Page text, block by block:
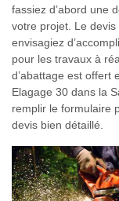
fassiez d’abord une
votre projet. Le
envisagiez
pour les travaux à
d’abattage est offert
Elagage 30 dans la
remplir le formulaire
devis bien détaillé.